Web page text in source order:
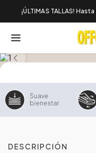
¡ÚLTIMAS TALLAS! Hasta
Suave
bienestar
DESCRIPCIÓN